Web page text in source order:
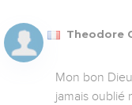
Theodore
Mon bon
jamais oublié